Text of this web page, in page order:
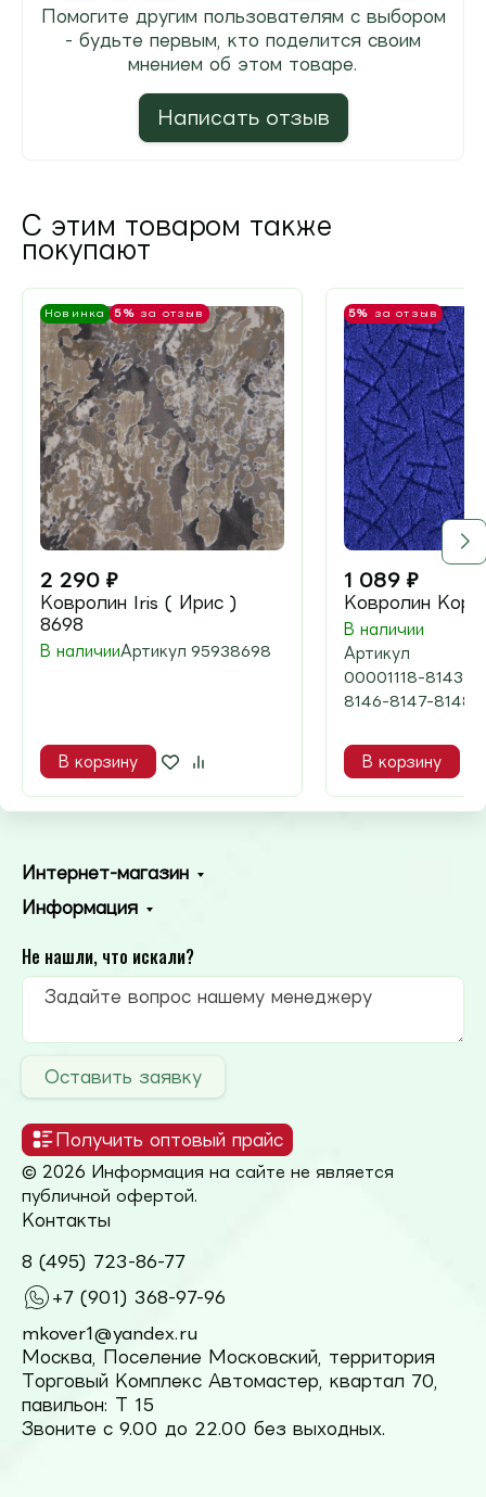
Помогите другим пользователям с выбором
- будьте первым, кто поделится своим
мнением об этом товаре.
Написать отзыв
С этим товаром также
покупают
Новинка 5% за отзыв
2 290 ₽
Ковролин Iris ( Ирис )
8698
В наличииАртикул 95938698
В корзину
5% за отзыв
1 089 ₽
Ковролин
В наличии
Артикул
00001118-8143-
8146-8147-8148-
В корзину
Интернет-магазин
Информация
Не нашли, что искали?
Оставить заявку
Получить оптовый прайс
© 2026 Информация на сайте не является
публичной офертой.
Контакты
8 (495) 723-86-77
+7 (901) 368-97-96
mkover1@yandex.ru
Москва, Поселение Московский, территория
Торговый Комплекс Автомастер, квартал 70,
павильон: Т 15
Звоните с 9.00 до 22.00 без выходных.